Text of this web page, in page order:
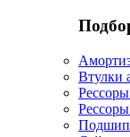
Втулки